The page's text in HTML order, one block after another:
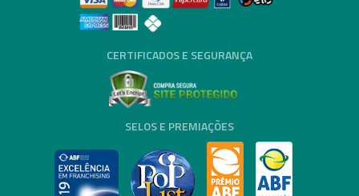
CERTIFICADOS E SEGURANÇA
SELOS E PREMIAÇÕES